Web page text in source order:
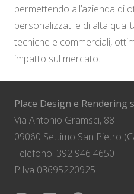
permettendo all’azienda di
personalizzati e di alta
tecniche e commerciali,
impatto sul mercato.
Place Design e Rendering
Via Antonio Gramsci, 88
09060 Settimo San Pietro
Telefono: 392 946 4650
P.Iva 03695220925